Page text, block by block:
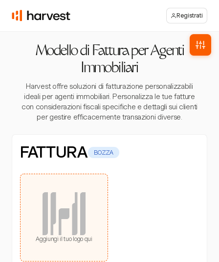
Registrati
Modello di Fattura per Agenti
Immobiliari
Harvest offre soluzioni di fatturazione personalizzabili
ideali per agenti immobiliari. Personalizza le tue fatture
con considerazioni fiscali specifiche e dettagli sui clienti
per gestire efficacemente transazioni diverse.
FATTURA BOZZA
Aggiungi il tuo logo qui